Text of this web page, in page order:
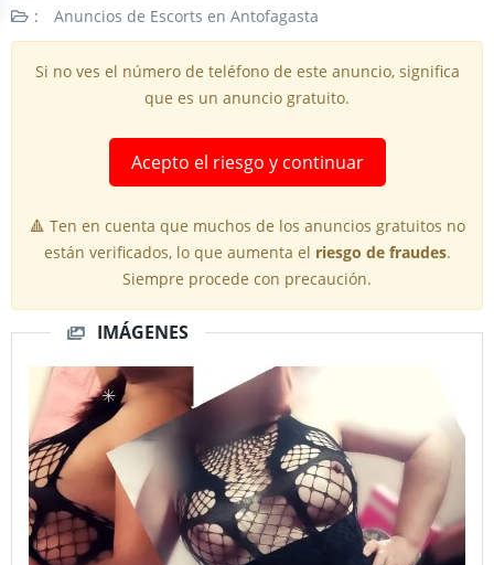
: Anuncios de Escorts en Antofagasta
Si no ves el número de teléfono de este anuncio, significa
que es un anuncio gratuito.
Acepto el riesgo y continuar
🔺 Ten en cuenta que muchos de los anuncios gratuitos no
están verificados, lo que aumenta el riesgo de fraudes.
Siempre procede con precaución.
IMÁGENES